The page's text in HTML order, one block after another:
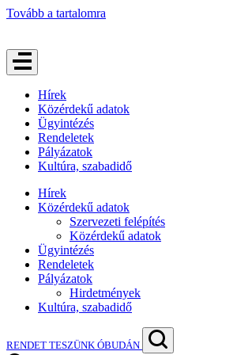
Tovább a tartalomra
Hírek
Közérdekű adatok
Ügyintézés
Rendeletek
Pályázatok
Kultúra, szabadidő
Hírek
Közérdekű adatok
Szervezeti felépítés
Közérdekű adatok
Ügyintézés
Rendeletek
Pályázatok
Hirdetmények
Kultúra, szabadidő
RENDET TESZÜNK ÓBUDÁN